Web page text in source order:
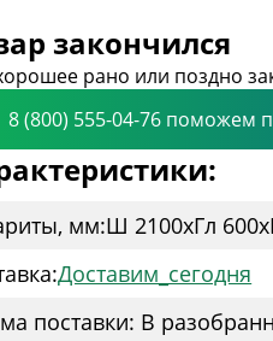
закончился
рано или поздно
8 (800) 555-04-76 поможем
мм:Ш 2100xГл 600x
Доставим_сегодня
поставки: В